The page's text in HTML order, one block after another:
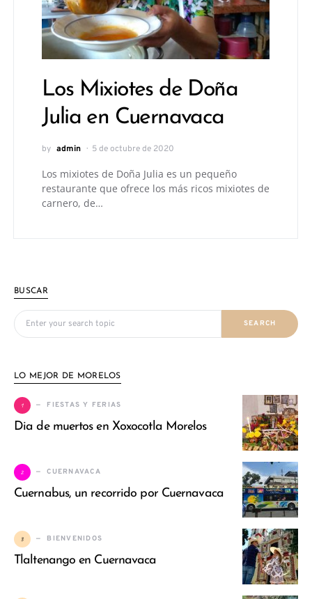
Los Mixiotes de Doña
Julia en Cuernavaca
by admin 5 de octubre de 2020
Los mixiotes de Doña Julia es un pequeño
restaurante que ofrece los más ricos mixiotes de
carnero, de…
BUSCAR
Search for:
SEARCH
LO MEJOR DE MORELOS
1 FIESTAS Y FERIAS
Dia de muertos en Xoxocotla Morelos
2 CUERNAVACA
Cuernabus, un recorrido por Cuernavaca
3 BIENVENIDOS
Tlaltenango en Cuernavaca